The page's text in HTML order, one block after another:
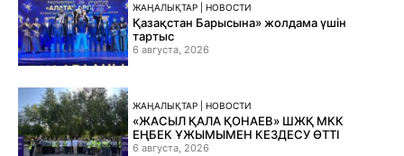
ЖАҢАЛЫҚТАР | НОВОСТИ
Қазақстан Барысына» жолдама үшін
тартыс
6 августа, 2026
ЖАҢАЛЫҚТАР | НОВОСТИ
«ЖАСЫЛ ҚАЛА ҚОНАЕВ» ШЖҚ МКК
ЕҢБЕК ҰЖЫМЫМЕН КЕЗДЕСУ ӨТТІ
6 августа, 2026